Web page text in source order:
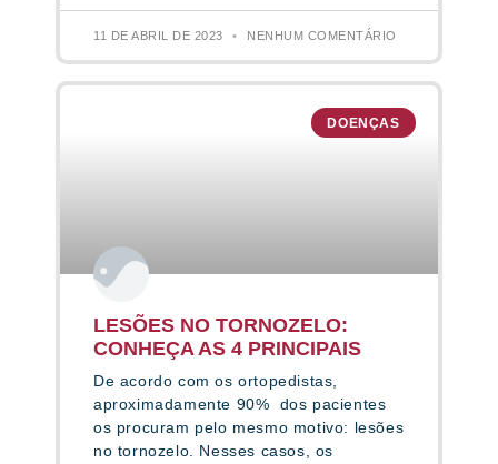
11 DE ABRIL DE 2023 NENHUM COMENTÁRIO
DOENÇAS
LESÕES NO TORNOZELO:
CONHEÇA AS 4 PRINCIPAIS
De acordo com os ortopedistas,
aproximadamente 90% dos pacientes
os procuram pelo mesmo motivo: lesões
no tornozelo. Nesses casos, os